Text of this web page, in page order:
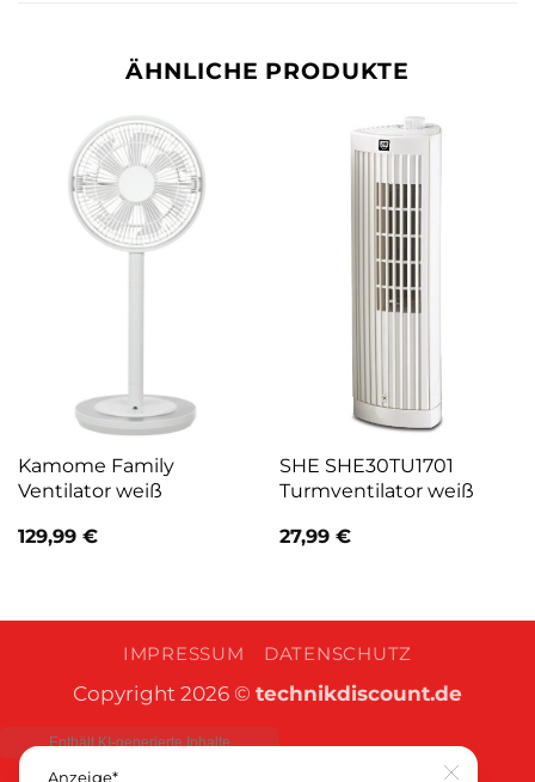
ÄHNLICHE PRODUKTE
Kamome Family
Ventilator weiß
129,99 €
SHE SHE30TU1701
Turmventilator weiß
27,99 €
IMPRESSUM DATENSCHUTZ
Copyright 2026 © technikdiscount.de
Anzeige*